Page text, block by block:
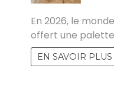
En 2026, le
offert une
EN SAVOIR PLUS